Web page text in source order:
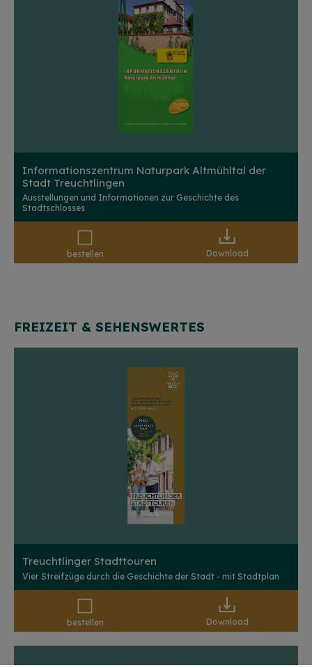
Informationszentrum Naturpark Altmühltal der
Stadt Treuchtlingen
Ausstellungen und Informationen zur Geschichte des
Stadtschlosses
bestellen Download
FREIZEIT & SEHENSWERTES
Treuchtlinger Stadttouren
Vier Streifzüge durch die Geschichte der Stadt - mit Stadtplan
bestellen Download